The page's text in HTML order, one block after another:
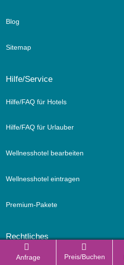
Anfrage Preis/Buchen
Blog
Sitemap
Hilfe/Service
Hilfe/FAQ für Hotels
Hilfe/FAQ für Urlauber
Wellnesshotel bearbeiten
Wellnesshotel eintragen
Premium-Pakete
Rechtliches
Impressum